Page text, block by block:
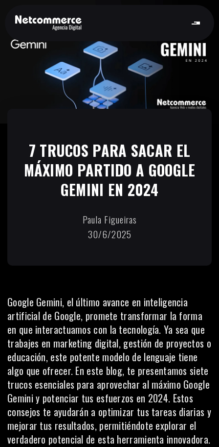
7 TRUCOS PARA SACAR EL
MÁXIMO PARTIDO A GOOGLE
GEMINI EN 2024
Paula Figueiras
30/6/2025
Google Gemini, el último avance en inteligencia
artificial de Google, promete transformar la forma
en que interactuamos con la tecnología. Ya sea que
trabajes en marketing digital, gestión de proyectos o
educación, este potente modelo de lenguaje tiene
algo que ofrecer. En este blog, te presentamos siete
trucos esenciales para aprovechar al máximo Google
Gemini y potenciar tus esfuerzos en 2024. Estos
consejos te ayudarán a optimizar tus tareas diarias y
mejorar tus resultados, permitiéndote explorar el
verdadero potencial de esta herramienta innovadora.